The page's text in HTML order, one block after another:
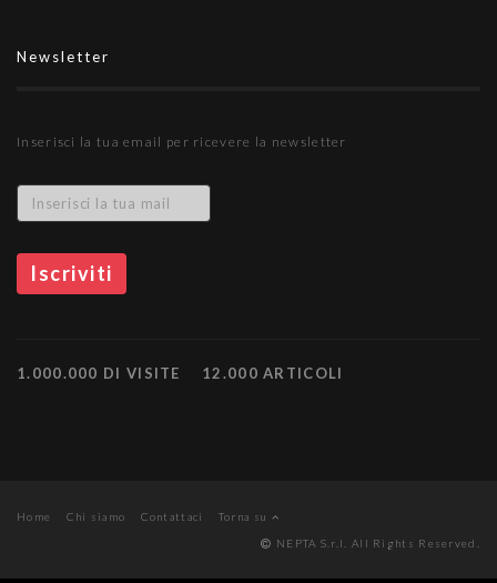
Newsletter
Inserisci la tua email per ricevere la newsletter
1.000.000 DI VISITE 12.000 ARTICOLI
Home Chi siamo Contattaci
Torna su
NEPTA S.r.l. All Rights Reserved.